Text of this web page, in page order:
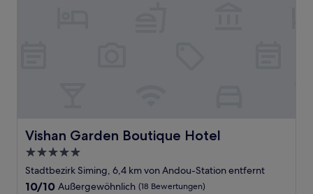
Vishan Garden Boutique Hotel
Vishan Garden Boutique Hotel
5.0-
Sterne-
Unterkunft
Stadtbezirk Siming, 6,4 km von Andou-Station entfernt
10.0
10/10 Außergewöhnlich (18 Bewertungen)